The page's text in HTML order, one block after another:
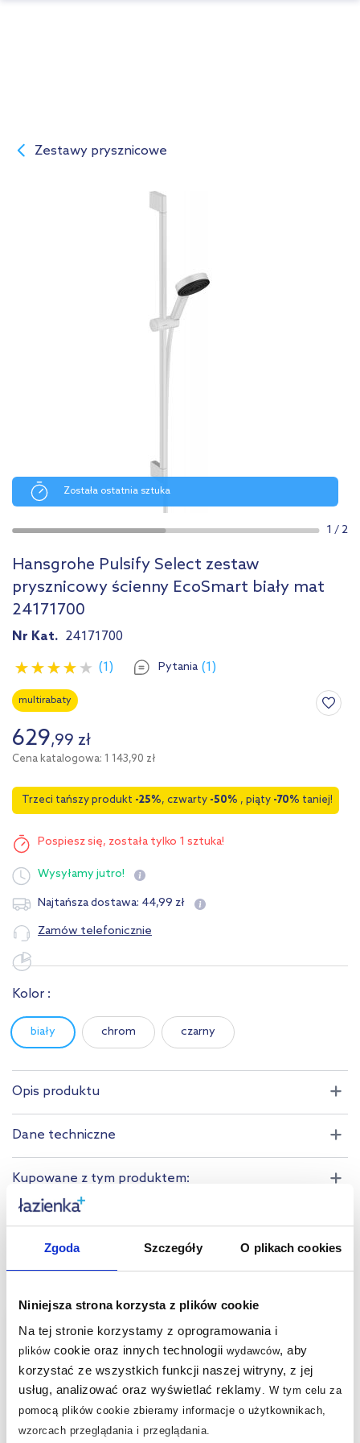
Zgoda Szczegóły O plikach cookies
Niniejsza strona korzysta z plików cookie
Na tej stronie korzystamy z oprogramowania i
plikówcookie oraz innych technologii wydawców, aby
korzystać ze wszystkich funkcji naszej witryny, z jej
usług, analizować oraz wyświetlać reklamy
W tym celu za
pomocą plików cookie zbieramy informacje o użytkownikach,
wzorcach przeglądania i przeglądania.
Zestawy prysznicowe
Została ostatnia sztuka
1 /2
Hansgrohe Pulsify Select zestaw
prysznicowy ścienny EcoSmart biały mat
24171700
Nr Kat. 24171700
(1)
Pytania (1)
multirabaty
629,99 zł
Cena katalogowa: 1 143,90 zł
Trzeci tańszy produkt -25%, czwarty -50% , piąty -70% taniej!
Pospiesz się, została tylko 1 sztuka!
Wysyłamyjutro!
Najtańsza dostawa: 44,99 zł
Zamów telefonicznie
Kolor :
biały chrom czarny
Opis produktu
Dane techniczne
Kupowane z tym produktem:
Produkty z serii:
Produkty podobne: